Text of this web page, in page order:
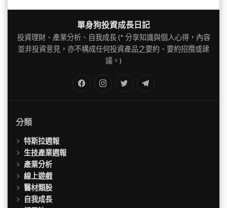
單身狗投資成長日記
投資理財、產業分析、自我成長 (* 分享知識與個人心得，內容
並非投資意見，亦不構成任何投資產品之要約、要約招攬或建
議。)
Twitter
分類
特斯拉週報
生技產業週報
產業分析
線上遊戲
醫材類股
自我成長